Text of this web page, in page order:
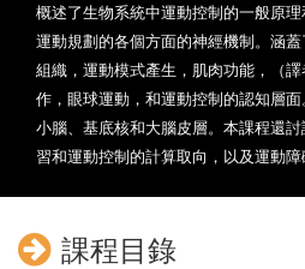
概述了生物系統中運動控制的一般原
運動規劃的各個方面的神經機制。涵
組織，運動模式產生，肌肉功能，（
作，眼球運動，和運動控制的認知層
小腦、基底核和大腦皮層。本課程還
習和運動控制的計算取向，以及運動障
課程目錄